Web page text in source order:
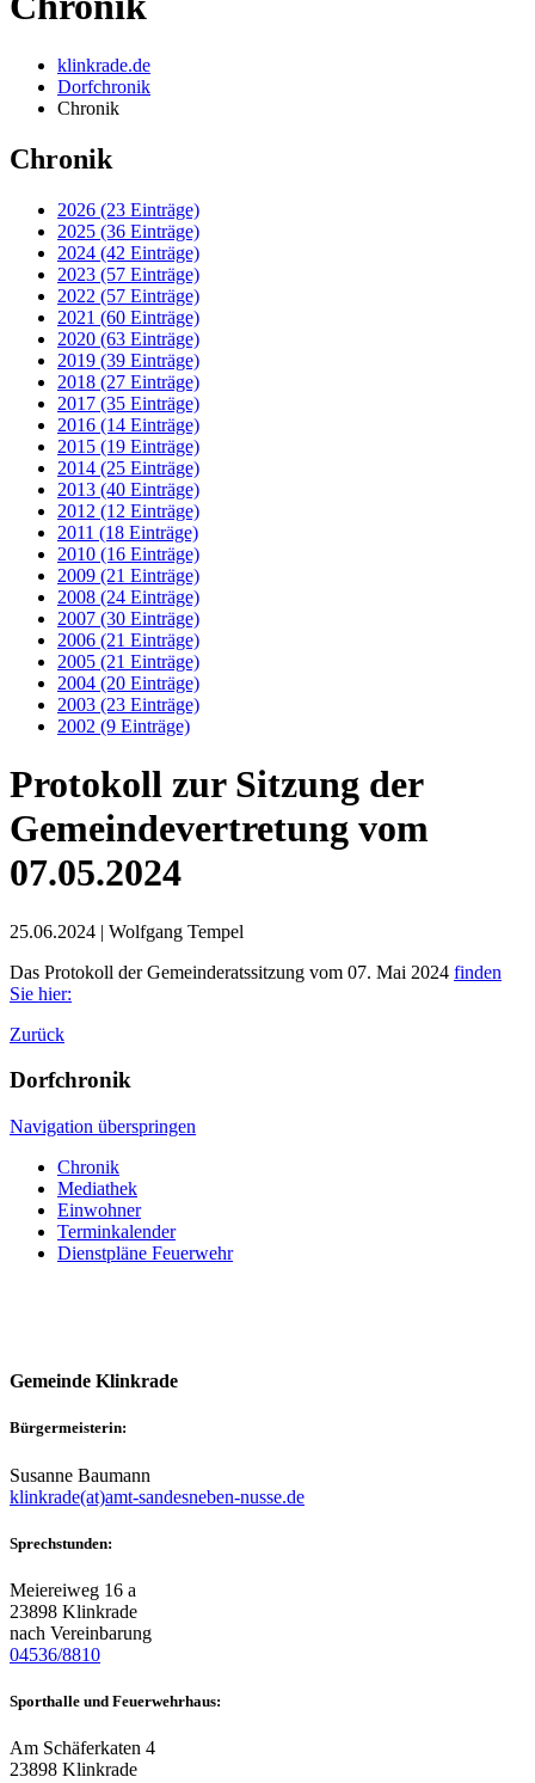
klinkrade.de
Dorfchronik
Chronik
Chronik
2026 (23 Einträge)
2025 (36 Einträge)
2024 (42 Einträge)
2023 (57 Einträge)
2022 (57 Einträge)
2021 (60 Einträge)
2020 (63 Einträge)
2019 (39 Einträge)
2018 (27 Einträge)
2017 (35 Einträge)
2016 (14 Einträge)
2015 (19 Einträge)
2014 (25 Einträge)
2013 (40 Einträge)
2012 (12 Einträge)
2011 (18 Einträge)
2010 (16 Einträge)
2009 (21 Einträge)
2008 (24 Einträge)
2007 (30 Einträge)
2006 (21 Einträge)
2005 (21 Einträge)
2004 (20 Einträge)
2003 (23 Einträge)
2002 (9 Einträge)
Protokoll zur Sitzung der
Gemeindevertretung vom
07.05.2024
25.06.2024 | Wolfgang Tempel
Das Protokoll der Gemeinderatssitzung vom 07. Mai 2024 finden
Sie hier:
Zurück
Dorfchronik
Navigation überspringen
Chronik
Mediathek
Einwohner
Terminkalender
Dienstpläne Feuerwehr
Gemeinde Klinkrade
Bürgermeisterin:
Susanne Baumann
klinkrade(at)amt-sandesneben-nusse.de
Sprechstunden:
Meiereiweg 16 a
23898 Klinkrade
nach Vereinbarung
04536/8810
Sporthalle und Feuerwehrhaus:
Am Schäferkaten 4
23898 Klinkrade